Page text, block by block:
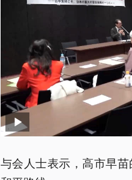
与会人士表示，高市早